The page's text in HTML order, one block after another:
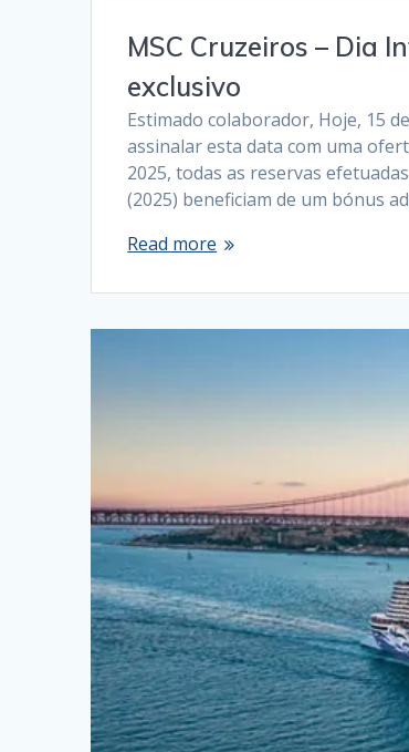
MSC Cruzeiros – Dia
exclusivo
Estimado colaborador, Hoje, 15
assinalar esta data com uma
2025, todas as reservas
(2025) beneficiam de um bónus
Read more